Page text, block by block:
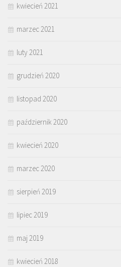
kwiecień 2021
marzec 2021
luty 2021
grudzień 2020
listopad 2020
październik 2020
kwiecień 2020
marzec 2020
sierpień 2019
lipiec 2019
maj 2019
kwiecień 2018